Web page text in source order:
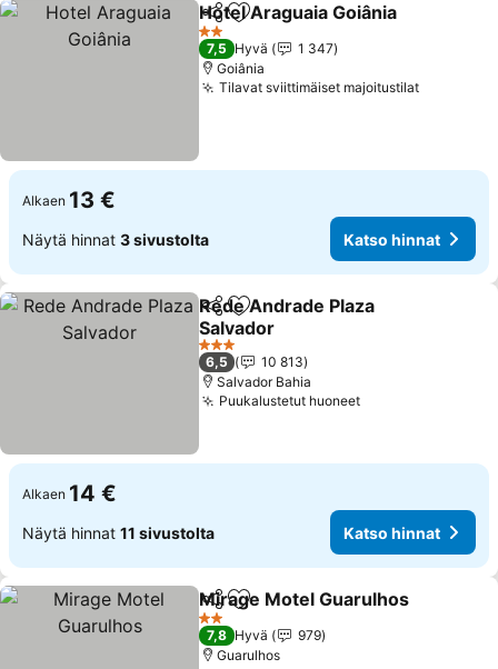
Jaa Lisää suosikkeihin
Hotel Araguaia Goiânia
2 Tähtiluokitus
7,5 Hyvä
1 347
Goiânia
Tilavat sviittimäiset majoitustilat
Alkaen 13 €
Näytä hinnat 3 sivustolta Katso hinnat
Jaa Lisää suosikkeihin
Rede Andrade Plaza
Salvador
3 Tähtiluokitus
6,5
10 813
Salvador Bahia
Puukalustetut huoneet
Alkaen 14 €
Näytä hinnat 11 sivustolta Katso hinnat
Jaa Lisää suosikkeihin
Mirage Motel Guarulhos
2 Tähtiluokitus
7,8 Hyvä
979
Guarulhos